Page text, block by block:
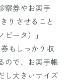
察券やお薬手
りさせること
ータ）」
もしっかり収
ので、お薬手帳
し大きいサイズ